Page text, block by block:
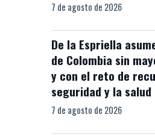
7 de agosto de 2026
De la Espriella
de Colombia sin
y con el reto de
seguridad y la salud
7 de agosto de 2026